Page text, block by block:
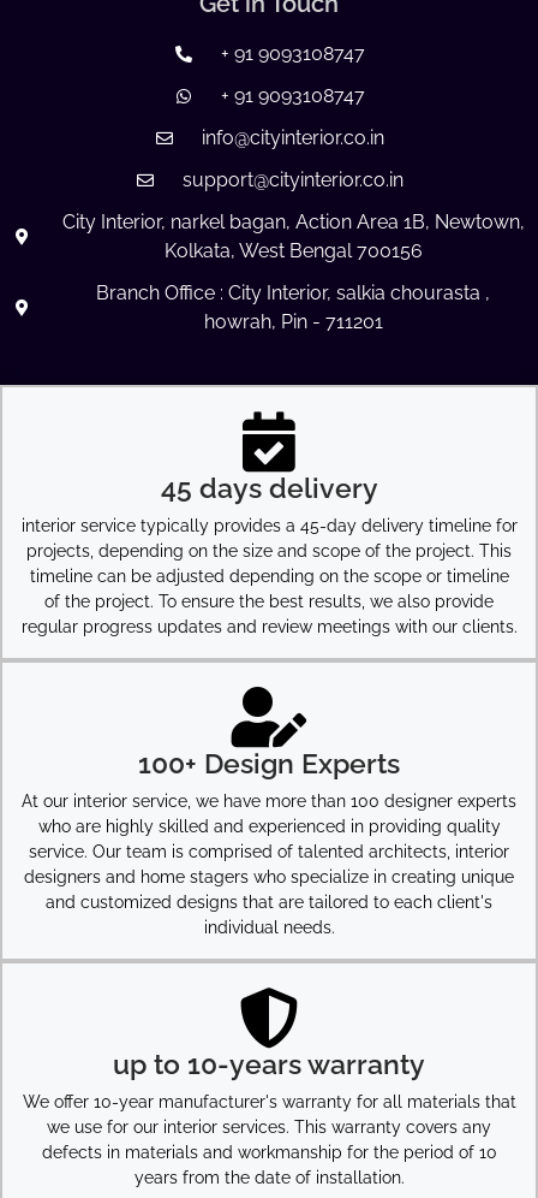
+ 91 9093108747
+ 91 9093108747
info@cityinterior.co.in
support@cityinterior.co.in
City Interior, narkel bagan, Action Area 1B, Newtown,
Kolkata, West Bengal 700156
Branch Office : City Interior, salkia chourasta ,
howrah, Pin - 711201
45 days delivery
interior service typically provides a 45-day delivery timeline for
projects, depending on the size and scope of the project. This
timeline can be adjusted depending on the scope or timeline
of the project. To ensure the best results, we also provide
regular progress updates and review meetings with our clients.
100+ Design Experts
At our interior service, we have more than 100 designer experts
who are highly skilled and experienced in providing quality
service. Our team is comprised of talented architects, interior
designers and home stagers who specialize in creating unique
and customized designs that are tailored to each client's
individual needs.
up to 10-years warranty
We offer 10-year manufacturer's warranty for all materials that
we use for our interior services. This warranty covers any
defects in materials and workmanship for the period of 10
years from the date of installation.